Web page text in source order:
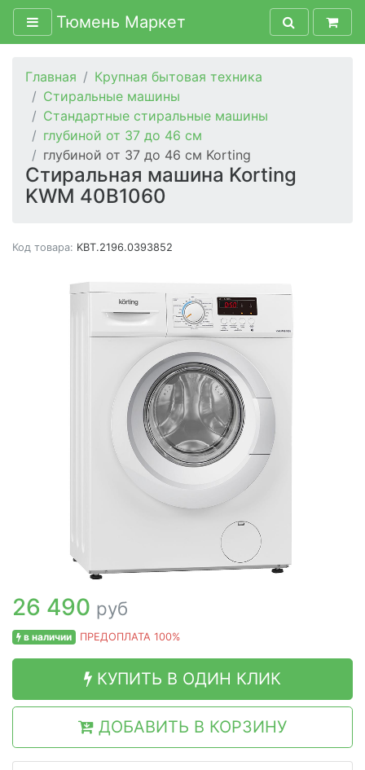
Тюмень Маркет
Главная
Крупная бытовая техника
Стиральные машины
Стандартные стиральные машины
глубиной от 37 до 46 см
глубиной от 37 до 46 см Korting
Стиральная машина Korting
KWM 40B1060
Код товара: KBT.2196.0393852
26 490 руб
в наличии ПРЕДОПЛАТА 100%
КУПИТЬ В ОДИН КЛИК
ДОБАВИТЬ В КОРЗИНУ